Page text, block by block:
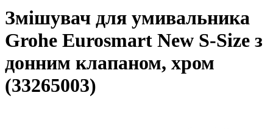
Змішувач для умивальника
Grohe Eurosmart New S-Size з
донним клапаном, хром
(33265003)